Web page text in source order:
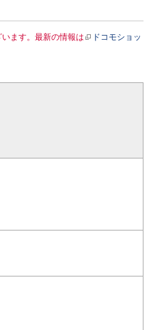
ます。最新の情報は
ドコモショッ